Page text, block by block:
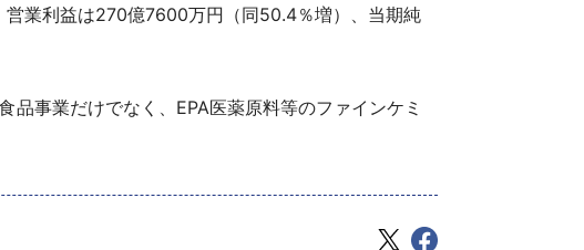
業利益は270億7600万円（同50.4％増）、当期純
事業だけでなく、EPA医薬原料等のファインケミ